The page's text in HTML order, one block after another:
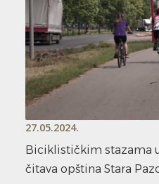
27.05.2024.
Biciklističkim stazama
čitava opština Stara